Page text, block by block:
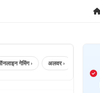
गेमिंग › अलवर ›